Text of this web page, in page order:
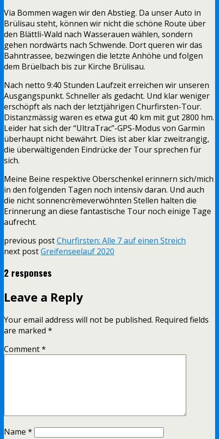
Via Bommen wagen wir den Abstieg. Da unser Auto in
Brülisau steht, können wir nicht die schöne Route über
den Blättli-Wald nach Wasserauen wählen, sondern
gehen nordwärts nach Schwende. Dort queren wir das
Bahntrassee, bezwingen die letzte Anhöhe und folgen
dem Brüelbach bis zur Kirche Brülisau.
Nach netto 9:40 Stunden Laufzeit erreichen wir unseren
Ausgangspunkt. Schneller als gedacht. Und klar weniger
erschöpft als nach der letztjährigen Churfirsten-Tour.
Distanzmässig waren es etwa gut 40 km mit gut 2800 hm.
Leider hat sich der “UltraTrac”-GPS-Modus von Garmin
überhaupt nicht bewährt. Dies ist aber klar zweitrangig,
die überwältigenden Eindrücke der Tour sprechen für
sich.
Meine Beine respektive Oberschenkel erinnern sich/mich
in den folgenden Tagen noch intensiv daran. Und auch
die nicht sonnencrèmeverwöhnten Stellen halten die
Erinnerung an diese fantastische Tour noch einige Tage
aufrecht.
previous postChurfirsten: Alle 7 auf einen Streich
next postGreifenseelauf 2020
2 responses
Leave a Reply
Your email address will not be published. Required fields
are marked *
Comment*
Name *